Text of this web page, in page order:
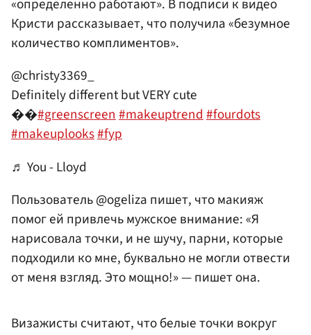
«определенно работают». В подписи к видео
Кристи рассказывает, что получила «безумное
количество комплиментов».
@christy3369_
Definitely different but VERY cute
��#greenscreen#makeuptrend#fourdots
#makeuplooks#fyp
♬ You - Lloyd
Пользователь @ogeliza пишет, что макияж
помог ей привлечь мужское внимание: «Я
нарисовала точки, и не шучу, парни, которые
подходили ко мне, буквально не могли отвести
от меня взгляд. Это мощно!» — пишет она.
Визажисты считают, что белые точки вокруг